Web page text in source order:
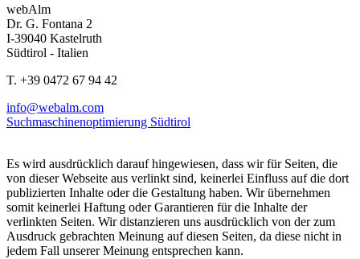
webAlm
Dr. G. Fontana 2
I-39040 Kastelruth
Südtirol - Italien
T. +39 0472 67 94 42
info@webalm.com
Suchmaschinenoptimierung Südtirol
Es wird ausdrücklich darauf hingewiesen, dass wir für Seiten, die
von dieser Webseite aus verlinkt sind, keinerlei Einfluss auf die dort
publizierten Inhalte oder die Gestaltung haben. Wir übernehmen
somit keinerlei Haftung oder Garantieren für die Inhalte der
verlinkten Seiten. Wir distanzieren uns ausdrücklich von der zum
Ausdruck gebrachten Meinung auf diesen Seiten, da diese nicht in
jedem Fall unserer Meinung entsprechen kann.